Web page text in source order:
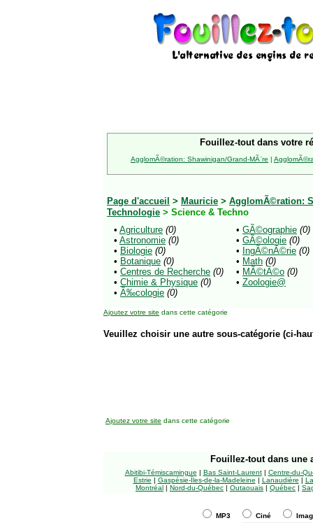
Fouillez-tout dans votre
AgglomÃ©ration: Shawinigan/Grand-MÃ¨re |
Page d'accueil > Mauricie > AgglomÃ©ration:
Technologie > Science & Techno
• Agriculture (0)
• Astronomie (0)
• Biologie (0)
• Botanique (0)
• Centres de Recherche (0)
• Chimie & Physique (0)
• Ã‰cologie (0)
• GÃ©ographie (0)
• GÃ©ologie (0)
• IngÃ©nÃ©rie (0)
• Math (0)
• MÃ©tÃ©o (0)
• Zoologie@
Ajoutez votre site dans cette catégorie
Veuillez choisir une autre sous-catégorie (ci-
Ajoutez votre site dans cette catégorie
Fouillez-tout dans une
Abitibi-Témiscamingue | Bas Saint-Laurent| Centre-du-
Estrie | Gaspésie-Îles-de-la-Madeleine | Lanaudière |
Montréal | Nord-du-Québec | Outaouais | Québec |
MP3 Ciné